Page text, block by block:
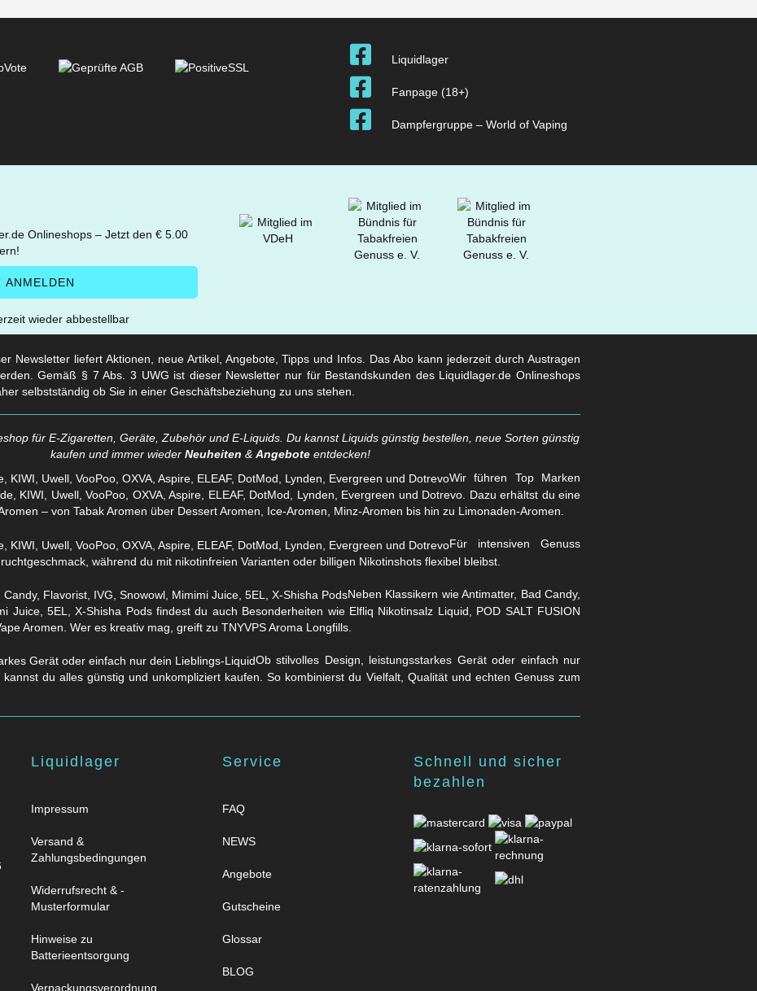
Liquidlager
Fanpage (18+)
Dampfergruppe – World of Vaping
Onlineshops – Jetzt den € 5.00
wieder abbestellbar
Newsletter liefert Aktionen, neue Artikel, Angebote, Tipps und Infos. Das Abo kann jederzeit durch Austragen
Gemäß § 7 Abs. 3 UWG ist dieser Newsletter nur für Bestandskunden des Liquidlager.de Onlineshops
selbstständig ob Sie in einer Geschäftsbeziehung zu uns stehen.
für E-Zigaretten, Geräte, Zubehör und E-Liquids. Du kannst Liquids günstig bestellen, neue Sorten günstig
kaufen und immer wieder Neuheiten & Angeboteentdecken!
Wir führen Top Marken
KIWI, Uwell, VooPoo, OXVA, Aspire, ELEAF, DotMod, Lynden, Evergreen und Dotrevo. Dazu erhältst du eine
– von Tabak Aromen über Dessert Aromen, Ice-Aromen, Minz-Aromen bis hin zu Limonaden-Aromen.
Für intensiven Genuss
während du mit nikotinfreien Varianten oder billigen Nikotinshots flexibel bleibst.
Neben Klassikern wie Antimatter, Bad Candy,
Juice, 5EL, X-Shisha Pods findest du auch Besonderheiten wie Elfliq Nikotinsalz Liquid, POD SALT FUSION
Aromen. Wer es kreativ mag, greift zu TNYVPS Aroma Longfills.
Ob stilvolles Design, leistungsstarkes Gerät oder einfach nur
du alles günstig und unkompliziert kaufen. So kombinierst du Vielfalt, Qualität und echten Genuss zum
Liquidlager
Impressum
Versand &
Zahlungsbedingungen
Widerrufsrecht & -
Musterformular
Hinweise zu
Batterieentsorgung
Verpackungsverordnung
Service
FAQ
NEWS
Angebote
Gutscheine
Glossar
BLOG
Schnell und sicher
bezahlen